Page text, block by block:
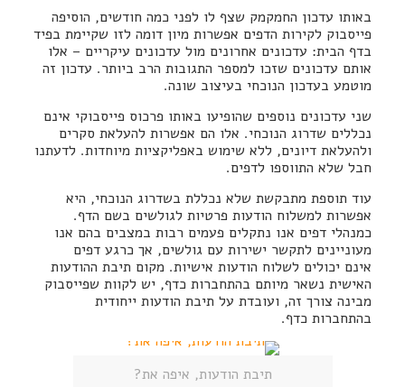
באותו עדכון החמקמק שצף לו לפני כמה חודשים, הוסיפה
פייסבוק לקירות הדפים אפשרות מיון דומה לזו שקיימת בפיד
בדף הבית: עדכונים אחרונים מול עדכונים עיקריים – אלו
אותם עדכונים שזכו למספר התגובות הרב ביותר. עדכון זה
מוטמע בעדכון הנוכחי בעיצוב שונה.
שני עדכונים נוספים שהופיעו באותו פרכוס פייסבוקי אינם
נכללים שדרוג הנוכחי. אלו הם אפשרות להעלאת סקרים
ולהעלאת דיונים, ללא שימוש באפליקציות מיוחדות. לדעתנו
חבל שלא התווספו לדפים.
עוד תוספת מתבקשת שלא נכללת בשדרוג הנוכחי, היא
אפשרות למשלוח הודעות פרטיות לגולשים בשם הדף.
כמנהלי דפים אנו נתקלים פעמים רבות במצבים בהם אנו
מעוניינים לתקשר ישירות עם גולשים, אך כרגע דפים
אינם יכולים לשלוח הודעות אישיות. מקום תיבת ההודעות
האישית נשאר מיותם בהתחברות כדף, יש לקוות שפייסבוק
מבינה צורך זה, ועובדת על תיבת הודעות ייחודית
בהתחברות כדף.
תיבת הודעות, איפה את?